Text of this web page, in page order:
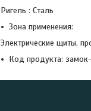
Ригель : Сталь
Зона применения:
Электрические щиты,
Код продукта: